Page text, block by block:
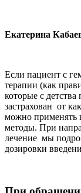
Екатерина
Если пациент с
терапии (как
которые с
застрахован от
можно применять
методы. При
лечение мы
дозировки